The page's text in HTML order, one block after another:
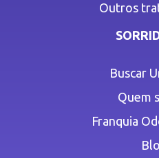
Outros
Buscar
Quem
Franquia